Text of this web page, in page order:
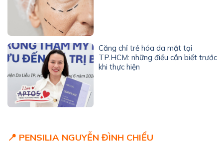
Căng chỉ trẻ hóa da mặt tại
TP.HCM: những điều cần biết trước
khi thực hiện
📍 PENSILIA NGUYỄN ĐÌNH CHIỂU